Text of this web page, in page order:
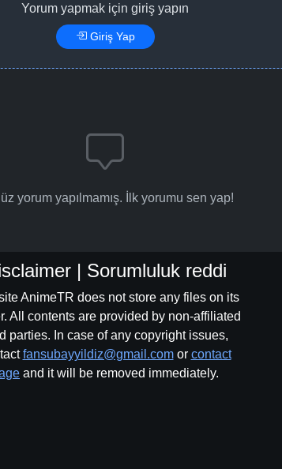
Yorum yapmak için giriş yapın
Giriş Yap
yorum yapılmamış. İlk yorumu sen yap!
| Sorumluluk reddi
AnimeTR does not store any files on its
All contents are provided by non-affiliated
parties. In case of any copyright issues,
fansubayyildiz@gmail.comor contact
and it will be removed immediately.